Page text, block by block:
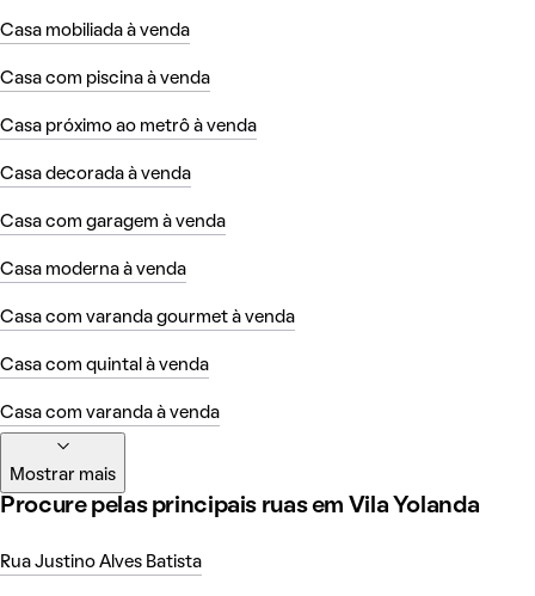
Casa mobiliada à venda
Casa com piscina à venda
Casa próximo ao metrô à venda
Casa decorada à venda
Casa com garagem à venda
Casa moderna à venda
Casa com varanda gourmet à venda
Casa com quintal à venda
Casa com varanda à venda
Mostrar mais
Procure pelas principais ruas em Vila Yolanda
Rua Justino Alves Batista